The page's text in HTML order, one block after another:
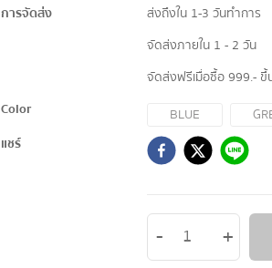
การจัดส่ง
ส่งถึงใน 1-3 วันทำการ
จัดส่งภายใน 1 - 2 วัน
จัดส่งฟรีเมื่อซื้อ 999.- ขึ้
Color
BLUE
แชร์